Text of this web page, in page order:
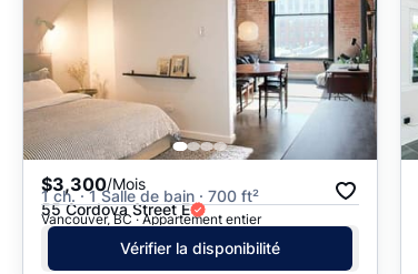
$3,300/Mois
1 ch. · 1 Salle de bain · 700 ft²
55 Cordova Street E
Vancouver, BC · Appartement entier
Vérifier la disponibilité